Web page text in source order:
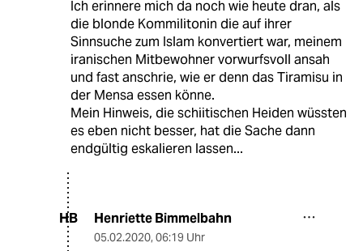
Ich erinnere mich da noch wie heute dran, als
die blonde Kommilitonin die auf ihrer
Sinnsuche zum Islam konvertiert war, meinem
iranischen Mitbewohner vorwurfsvoll ansah
und fast anschrie, wie er denn das Tiramisu in
der Mensa essen könne.
Mein Hinweis, die schiitischen Heiden wüssten
es eben nicht besser, hat die Sache dann
endgültig eskalieren lassen...
HB Henriette Bimmelbahn
05.02.2020, 06:19 Uhr